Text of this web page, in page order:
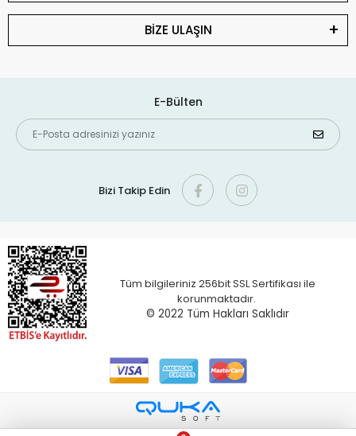
BİZE ULAŞIN
E-Bülten
Bizi Takip Edin
Tüm bilgileriniz 256bit SSL Sertifikası ile
korunmaktadır.
© 2022 Tüm Hakları Saklıdır